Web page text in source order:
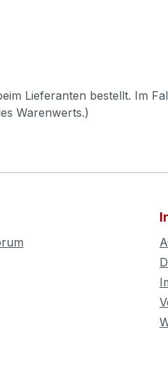
Lieferanten bestellt. Im
Warenwerts.)